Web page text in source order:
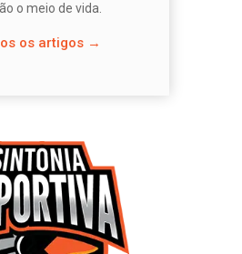
o meio de vida.
os artigos →